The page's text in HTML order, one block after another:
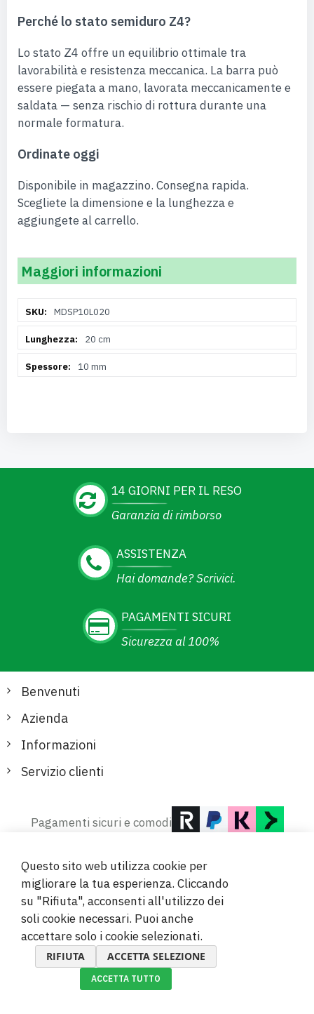
Perché lo stato semiduro Z4?
Lo stato Z4 offre un equilibrio ottimale tra
lavorabilità e resistenza meccanica. La barra può
essere piegata a mano, lavorata meccanicamente e
saldata — senza rischio di rottura durante una
normale formatura.
Ordinate oggi
Disponibile in magazzino. Consegna rapida.
Scegliete la dimensione e la lunghezza e
aggiungete al carrello.
Maggiori informazioni
InformazioniMDSP10L020
20 cm
10 mm
14 GIORNI PER IL RESO
Garanzia di rimborso
ASSISTENZA
Hai domande? Scrivici.
PAGAMENTI SICURI
Sicurezza al 100%
Benvenuti
Azienda
Informazioni
Servizio clienti
Pagamenti sicuri e comodi
© 2019-2026 Megamix s.r.o.
Questo sito web utilizza cookie per
migliorare la tua esperienza. Cliccando
su "Rifiuta", acconsenti all'utilizzo dei
soli cookie necessari. Puoi anche
accettare solo i cookie selezionati.
RIFIUTA ACCETTA SELEZIONE
ACCETTA TUTTO